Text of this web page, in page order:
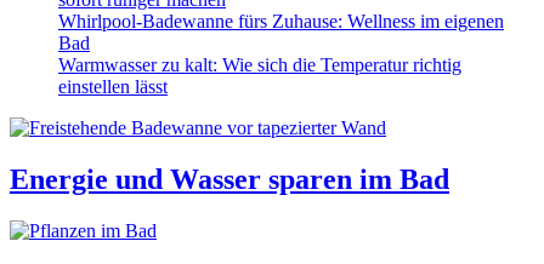
Whirlpool-Badewanne fürs Zuhause: Wellness im eigenen
Bad
Warmwasser zu kalt: Wie sich die Temperatur richtig
einstellen lässt
Energie und Wasser sparen im Bad